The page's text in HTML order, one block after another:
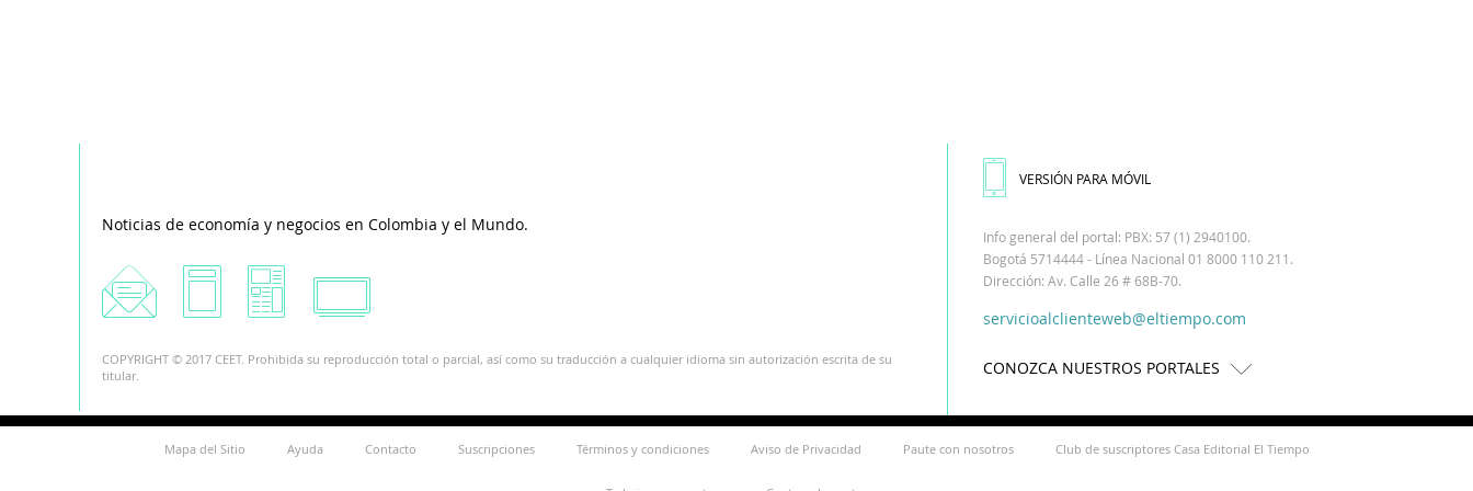
Noticias de economía y negocios en Colombia y el Mundo.
COPYRIGHT © 2017 CEET. Prohibida su reproducción total o parcial, así como su traducción a cualquier idioma sin autorización escrita de su
titular.
VERSIÓN PARA MÓVIL
Info general del portal: PBX: 57 (1) 2940100.
Bogotá 5714444 - Línea Nacional 01 8000 110 211.
Dirección: Av. Calle 26 # 68B-70.
servicioalclienteweb@eltiempo.com
CONOZCA NUESTROS PORTALES
Mapa del Sitio Ayuda Contacto Suscripciones Términos y condiciones Aviso de Privacidad Paute con nosotros Club de suscriptores Casa Editorial El Tiempo